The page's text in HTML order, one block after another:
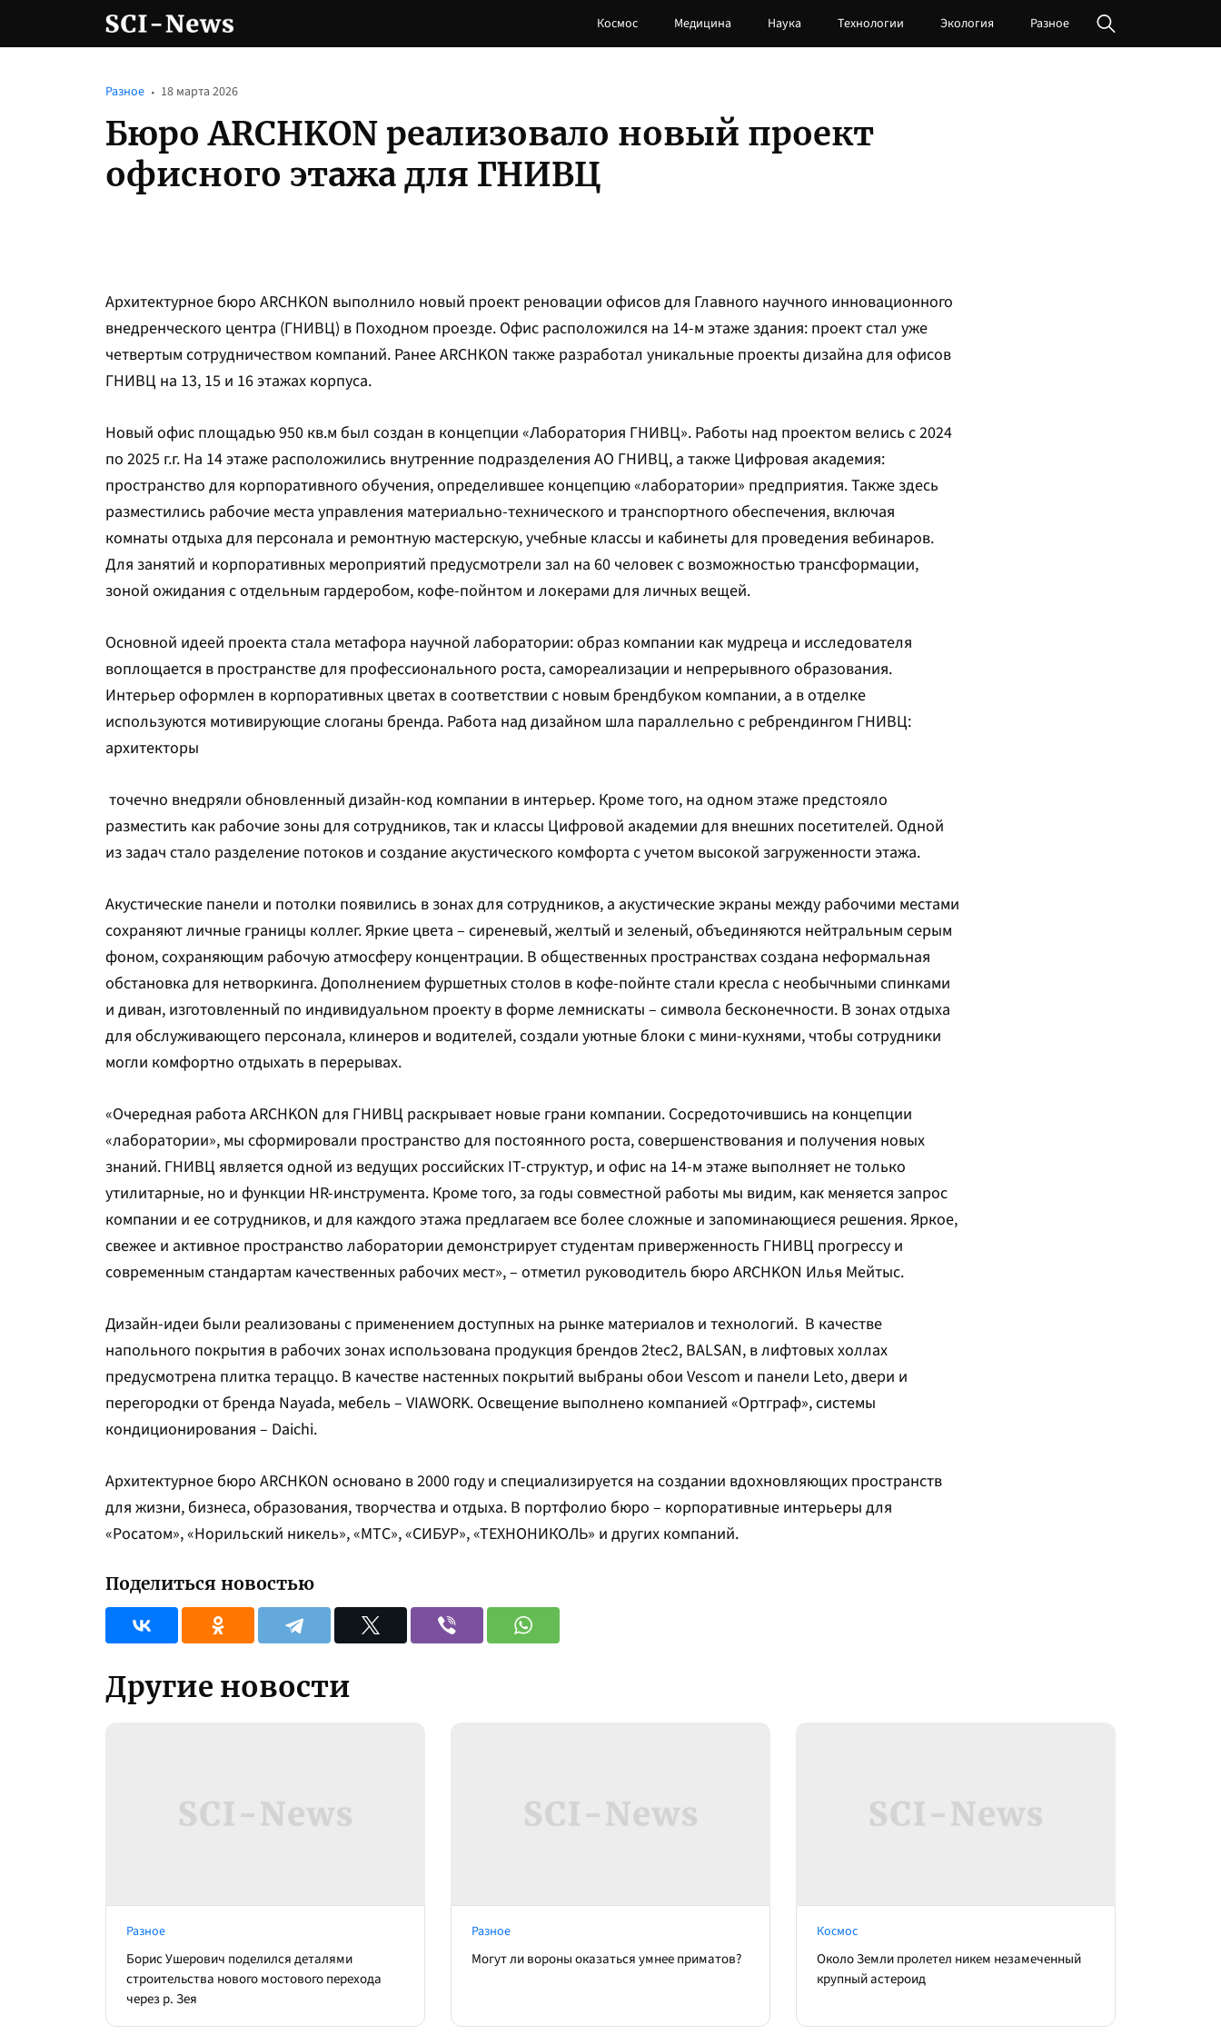
Космос Медицина Наука Технологии Экология Разное
Бюро ARCHKON реализовало новый проект
офисного этажа для ГНИВЦ
Разное 18 марта 2026
Архитектурное бюро ARCHKON выполнило новый проект реновации офисов для Главного научного инновационного
внедренческого центра (ГНИВЦ) в Походном проезде. Офис расположился на 14-м этаже здания: проект стал уже
четвертым сотрудничеством компаний. Ранее ARCHKON также разработал уникальные проекты дизайна для офисов
ГНИВЦ на 13, 15 и 16 этажах корпуса.
Новый офис площадью 950 кв.м был создан в концепции «Лаборатория ГНИВЦ». Работы над проектом велись с 2024
по 2025 г.г. На 14 этаже расположились внутренние подразделения АО ГНИВЦ, а также Цифровая академия:
пространство для корпоративного обучения, определившее концепцию «лаборатории» предприятия. Также здесь
разместились рабочие места управления материально-технического и транспортного обеспечения, включая
комнаты отдыха для персонала и ремонтную мастерскую, учебные классы и кабинеты для проведения вебинаров.
Для занятий и корпоративных мероприятий предусмотрели зал на 60 человек с возможностью трансформации,
зоной ожидания с отдельным гардеробом, кофе-пойнтом и локерами для личных вещей.
Основной идеей проекта стала метафора научной лаборатории: образ компании как мудреца и исследователя
воплощается в пространстве для профессионального роста, самореализации и непрерывного образования.
Интерьер оформлен в корпоративных цветах в соответствии с новым брендбуком компании, а в отделке
используются мотивирующие слоганы бренда. Работа над дизайном шла параллельно с ребрендингом ГНИВЦ:
архитекторы
точечно внедряли обновленный дизайн-код компании в интерьер. Кроме того, на одном этаже предстояло
разместить как рабочие зоны для сотрудников, так и классы Цифровой академии для внешних посетителей. Одной
из задач стало разделение потоков и создание акустического комфорта с учетом высокой загруженности этажа.
Акустические панели и потолки появились в зонах для сотрудников, а акустические экраны между рабочими местами
сохраняют личные границы коллег. Яркие цвета – сиреневый, желтый и зеленый, объединяются нейтральным серым
фоном, сохраняющим рабочую атмосферу концентрации. В общественных пространствах создана неформальная
обстановка для нетворкинга. Дополнением фуршетных столов в кофе-пойнте стали кресла с необычными спинками
и диван, изготовленный по индивидуальном проекту в форме лемнискаты – символа бесконечности. В зонах отдыха
для обслуживающего персонала, клинеров и водителей, создали уютные блоки с мини-кухнями, чтобы сотрудники
могли комфортно отдыхать в перерывах.
«Очередная работа ARCHKON для ГНИВЦ раскрывает новые грани компании. Сосредоточившись на концепции
«лаборатории», мы сформировали пространство для постоянного роста, совершенствования и получения новых
знаний. ГНИВЦ является одной из ведущих российских IT-структур, и офис на 14-м этаже выполняет не только
утилитарные, но и функции HR-инструмента. Кроме того, за годы совместной работы мы видим, как меняется запрос
компании и ее сотрудников, и для каждого этажа предлагаем все более сложные и запоминающиеся решения. Яркое,
свежее и активное пространство лаборатории демонстрирует студентам приверженность ГНИВЦ прогрессу и
современным стандартам качественных рабочих мест», – отметил руководитель бюро ARCHKON Илья Мейтыс.
Дизайн-идеи были реализованы с применением доступных на рынке материалов и технологий. В качестве
напольного покрытия в рабочих зонах использована продукция брендов 2tec2, BALSAN, в лифтовых холлах
предусмотрена плитка тераццо. В качестве настенных покрытий выбраны обои Vescom и панели Leto, двери и
перегородки от бренда Nayada, мебель – VIAWORK. Освещение выполнено компанией «Ортграф», системы
кондиционирования – Daichi.
Архитектурное бюро ARCHKON основано в 2000 году и специализируется на создании вдохновляющих пространств
для жизни, бизнеса, образования, творчества и отдыха. В портфолио бюро – корпоративные интерьеры для
«Росатом», «Норильский никель», «МТС», «СИБУР», «ТЕХНОНИКОЛЬ» и других компаний.
Поделиться новостью
Другие новости
Разное
Борис Ушерович поделился деталями
строительства нового мостового перехода
через р. Зея
Разное
Могут ли вороны оказаться умнее приматов?
Космос
Около Земли пролетел никем незамеченный
крупный астероид